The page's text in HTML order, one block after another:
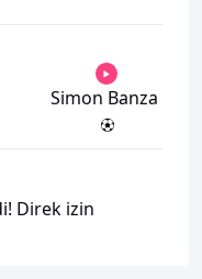
Simon Banza
Direk izin